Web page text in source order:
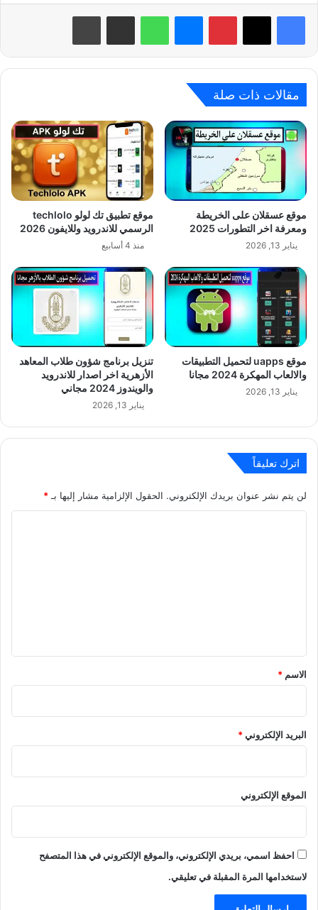
بينتيريست واتساب
مقالات ذات صلة
موقع عسقلان على الخريطة
ومعرفة اخر التطورات 2025
يناير 13, 2026
موقع تطبيق تك لولو techlolo
الرسمي للاندرويد وللايفون 2026
منذ 4 أسابيع
موقع uapps لتحميل التطبيقات
والالعاب المهكرة 2024 مجانا
يناير 13, 2026
تنزيل برنامج شؤون طلاب المعاهد
الأزهرية اخر اصدار للاندرويد
والويندوز 2024 مجاني
يناير 13, 2026
اترك تعليقاً
لن يتم نشر عنوان بريدك الإلكتروني. الحقول الإلزامية مشار إليها بـ *
*
الاسم *
البريد الإلكتروني*
الموقع الإلكتروني
احفظ اسمي، بريدي الإلكتروني، والموقع الإلكتروني في هذا المتصفح
لاستخدامها المرة المقبلة في تعليقي.